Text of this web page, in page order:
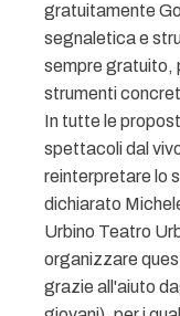
gratuitamente
segnaletica e
sempre gratuito,
strumenti
In tutte le
spettacoli dal
reinterpretare lo
dichiarato
Urbino Teatro
organizzare
grazie all'aiuto